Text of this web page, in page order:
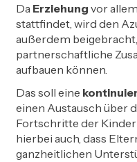
Da Erziehung vor
stattfindet, wird den
außerdem
partnerschaftliche
aufbauen können.
Das soll eine
einen Austausch über
Fortschritte der Kinder
hierbei auch, dass
ganzheitlichen